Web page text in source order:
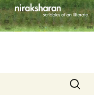
social issues,
Search
for: